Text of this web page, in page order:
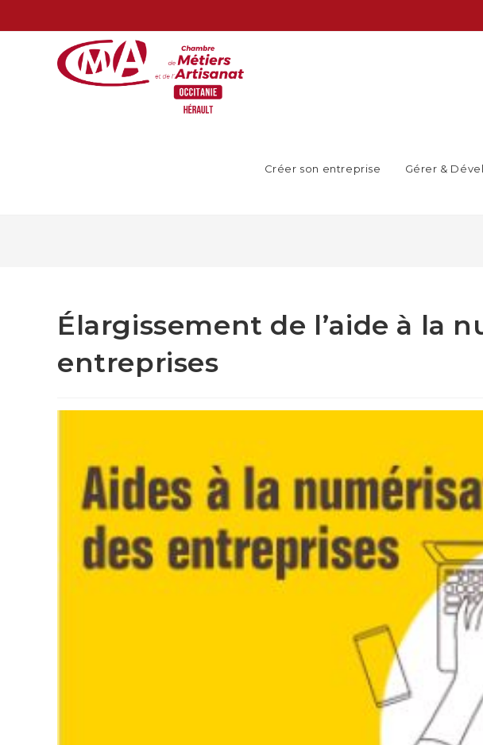
Créer son entreprise Gérer &
Élargissement de l’aide à la
entreprises